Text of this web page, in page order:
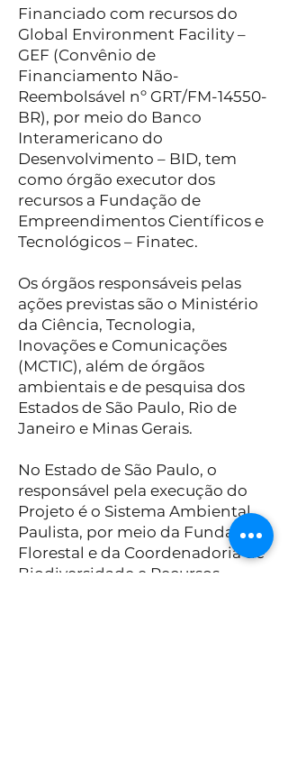
Financiado com recursos do
Global Environment Facility –
GEF (Convênio de
Financiamento Não-
Reembolsável nº GRT/FM-14550-
BR), por meio do Banco
Interamericano do
Desenvolvimento – BID, tem
como órgão executor dos
recursos a Fundação de
Empreendimentos Científicos e
Tecnológicos – Finatec.
Os órgãos responsáveis pelas
ações previstas são o Ministério
da Ciência, Tecnologia,
Inovações e Comunicações
(MCTIC), além de órgãos
ambientais e de pesquisa dos
Estados de São Paulo, Rio de
Janeiro e Minas Gerais.
No Estado de São Paulo, o
responsável pela execução do
Projeto é o Sistema Ambiental
Paulista, por meio da Fundação
Florestal e da Coordenadoria de
Biodiversidade e Recursos